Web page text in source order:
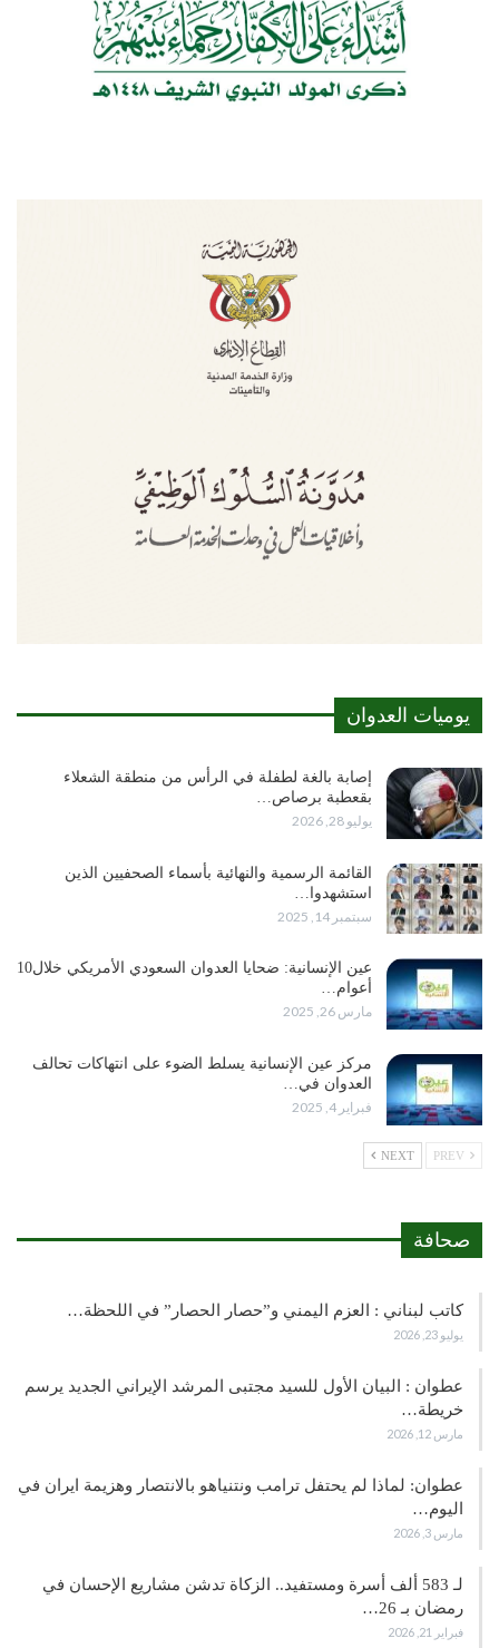
يوميات العدوان
إصابة بالغة لطفلة في الرأس من منطقة الشعلاء
بقعطبة برصاص…
يوليو 28, 2026
القائمة الرسمية والنهائية بأسماء الصحفيين الذين
استشهدوا…
سبتمبر 14, 2025
عين الإنسانية: ضحايا العدوان السعودي الأمريكي خلال10
أعوام…
مارس 26, 2025
مركز عين الإنسانية يسلط الضوء على انتهاكات تحالف
العدوان في…
فبراير 4, 2025
NEXT
صحافة
كاتب لبناني : العزم اليمني و”حصار الحصار” في اللحظة…
يوليو 23, 2026
عطوان : البيان الأول للسيد مجتبى المرشد الإيراني الجديد يرسم
خريطة…
مارس 12, 2026
عطوان: لماذا لم يحتفل ترامب ونتنياهو بالانتصار وهزيمة ايران في
اليوم…
مارس 3, 2026
لـ 583 ألف أسرة ومستفيد.. الزكاة تدشن مشاريع الإحسان في
رمضان بـ 26…
فبراير 21, 2026